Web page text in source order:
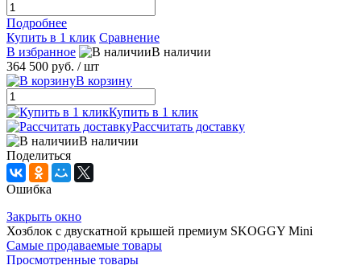
Подробнее
Купить в 1 клик Сравнение
В избранное
В наличии
364 500 руб. / шт
В корзину
Купить в 1 клик
Рассчитать доставку
В наличии
Поделиться
Ошибка
Закрыть окно
Хозблок с двускатной крышей премиум SKOGGY Mini
Самые продаваемые товары
Просмотренные товары